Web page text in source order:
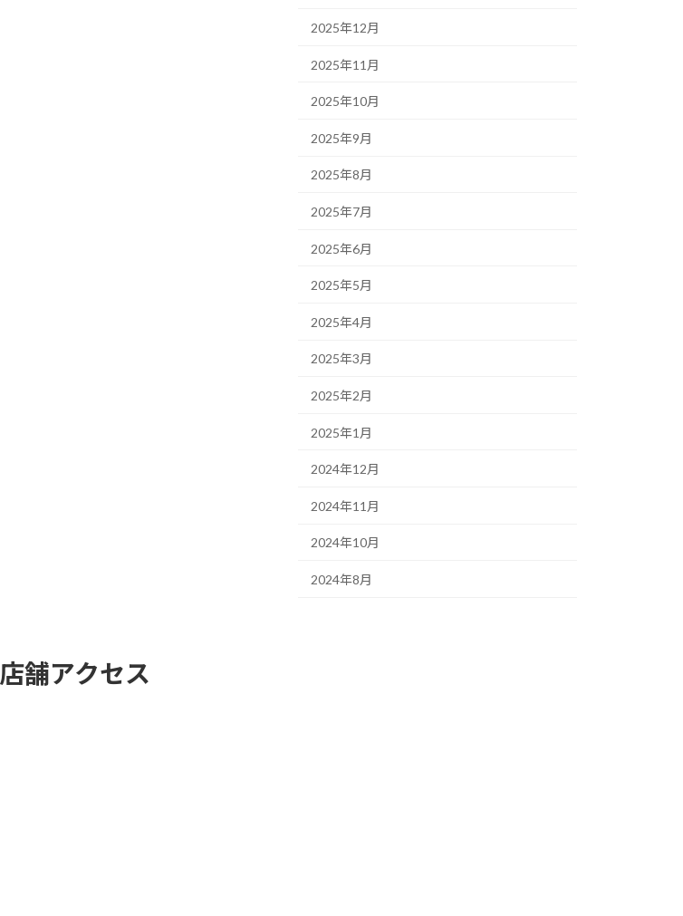
2025年12月
2025年11月
2025年10月
2025年9月
2025年8月
2025年7月
2025年6月
2025年5月
2025年4月
2025年3月
2025年2月
2025年1月
2024年12月
2024年11月
2024年10月
2024年8月
店舗アクセス